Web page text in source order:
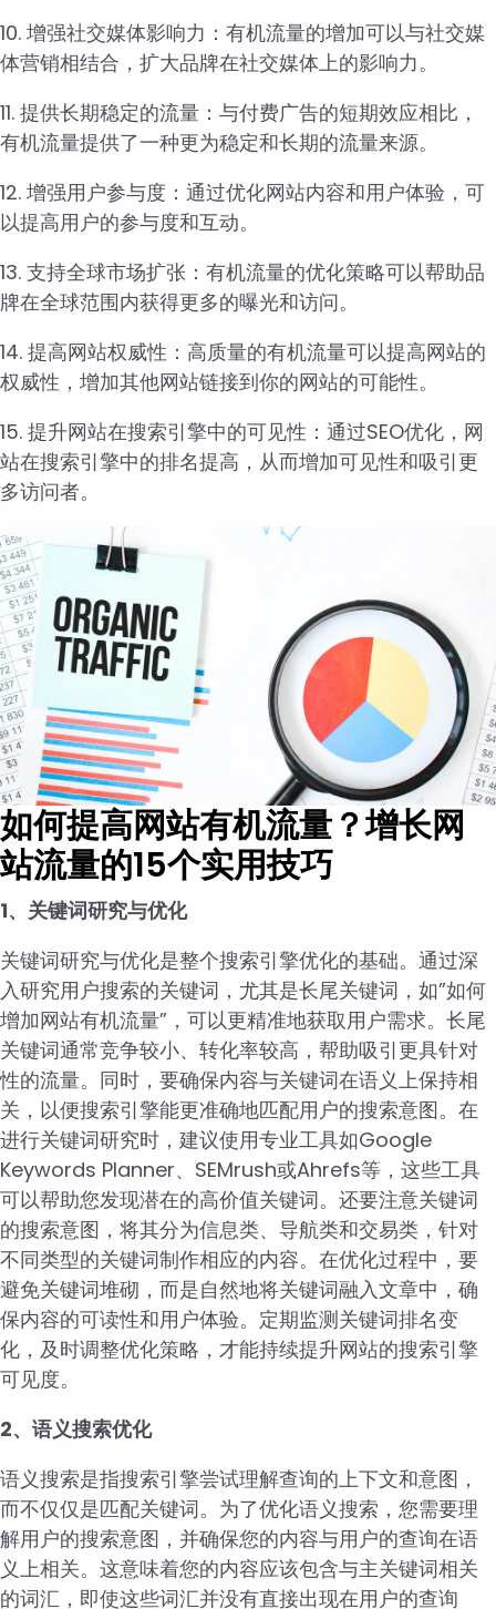
10. 增强社交媒体影响力：有机流量的增加可以与社交媒
体营销相结合，扩大品牌在社交媒体上的影响力。
11. 提供长期稳定的流量：与付费广告的短期效应相比，
有机流量提供了一种更为稳定和长期的流量来源。
12. 增强用户参与度：通过优化网站内容和用户体验，可
以提高用户的参与度和互动。
13. 支持全球市场扩张：有机流量的优化策略可以帮助品
牌在全球范围内获得更多的曝光和访问。
14. 提高网站权威性：高质量的有机流量可以提高网站的
权威性，增加其他网站链接到你的网站的可能性。
15. 提升网站在搜索引擎中的可见性：通过SEO优化，网
站在搜索引擎中的排名提高，从而增加可见性和吸引更
多访问者。
如何提高网站有机流量？增长网
站流量的15个实用技巧
1、关键词研究与优化
关键词研究与优化是整个搜索引擎优化的基础。通过深
入研究用户搜索的关键词，尤其是长尾关键词，如”如何
增加网站有机流量”，可以更精准地获取用户需求。长尾
关键词通常竞争较小、转化率较高，帮助吸引更具针对
性的流量。同时，要确保内容与关键词在语义上保持相
关，以便搜索引擎能更准确地匹配用户的搜索意图。在
进行关键词研究时，建议使用专业工具如Google
Keywords Planner、SEMrush或Ahrefs等，这些工具
可以帮助您发现潜在的高价值关键词。还要注意关键词
的搜索意图，将其分为信息类、导航类和交易类，针对
不同类型的关键词制作相应的内容。在优化过程中，要
避免关键词堆砌，而是自然地将关键词融入文章中，确
保内容的可读性和用户体验。定期监测关键词排名变
化，及时调整优化策略，才能持续提升网站的搜索引擎
可见度。
2、语义搜索优化
语义搜索是指搜索引擎尝试理解查询的上下文和意图，
而不仅仅是匹配关键词。为了优化语义搜索，您需要理
解用户的搜索意图，并确保您的内容与用户的查询在语
义上相关。这意味着您的内容应该包含与主关键词相关
的词汇，即使这些词汇并没有直接出现在用户的查询